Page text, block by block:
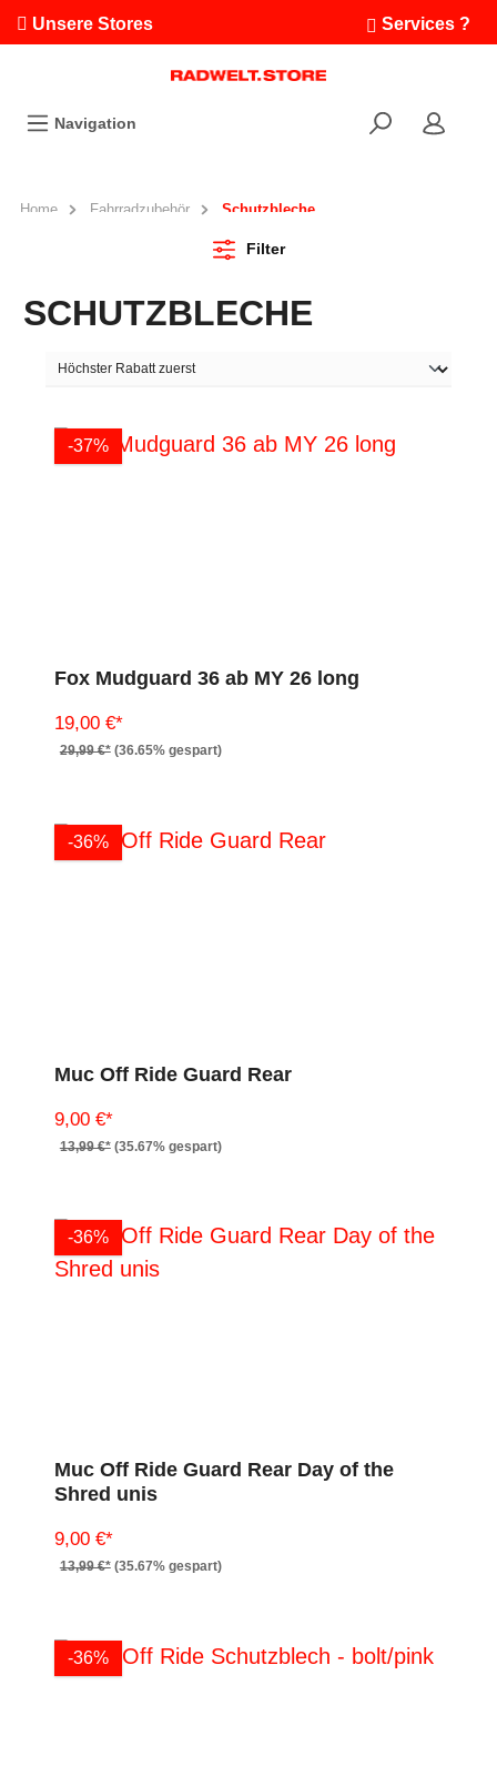
Unsere Stores Services ?
Ausfahrten
Bikefinder
Navigation
Home Fahrradzubehör Schutzbleche
Filter
SCHUTZBLECHE
-37%
Fox Mudguard 36 ab MY 26 long
19,00 €*
29,99 €* (36.65% gespart)
-36%
Muc Off Ride Guard Rear
9,00 €*
13,99 €* (35.67% gespart)
-36%
Muc Off Ride Guard Rear Day of the
Shred unis
9,00 €*
13,99 €* (35.67% gespart)
-36%